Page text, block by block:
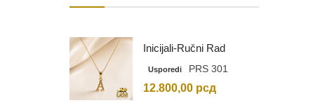
Inicijali-Ručni Rad
Usporedi PRS 301
12.800,00 рсд